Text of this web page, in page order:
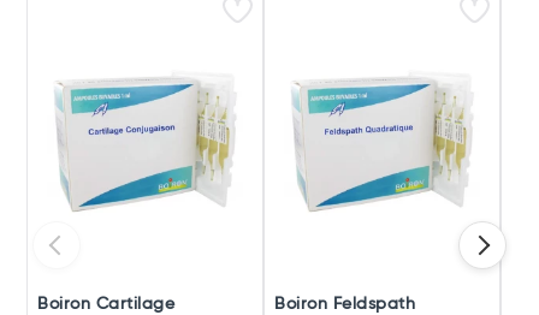
Boiron Cartilage
Boiron Feldspath